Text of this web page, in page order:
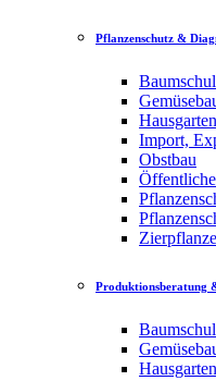
Pflanzenschutz &
Import,
Obstbau
Produktionsberatung